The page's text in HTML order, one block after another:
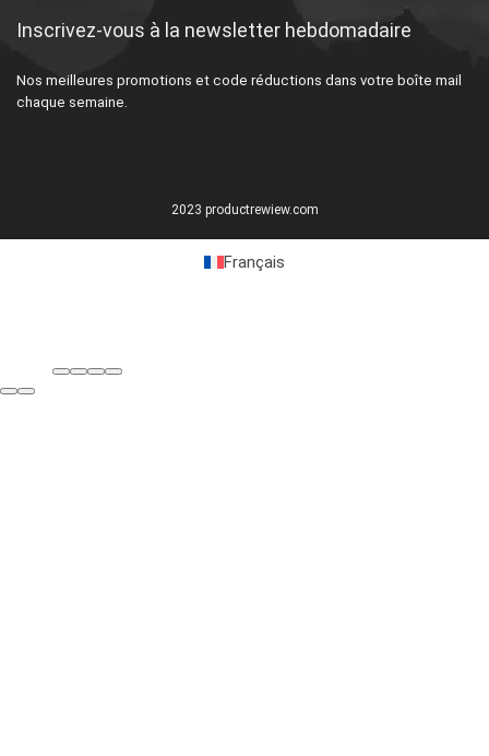
Inscrivez-vous à la newsletter hebdomadaire
Nos meilleures promotions et code réductions dans votre boîte mail
chaque semaine.
2023 productrewiew.com
Français